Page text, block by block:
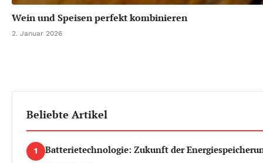
Wein und Speisen perfekt kombinieren
2. Januar 2026
Beliebte Artikel
1 Batterietechnologie: Zukunft der